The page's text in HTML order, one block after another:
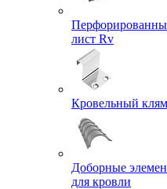
лист Rv
Кровельный
Доборные
для кровли